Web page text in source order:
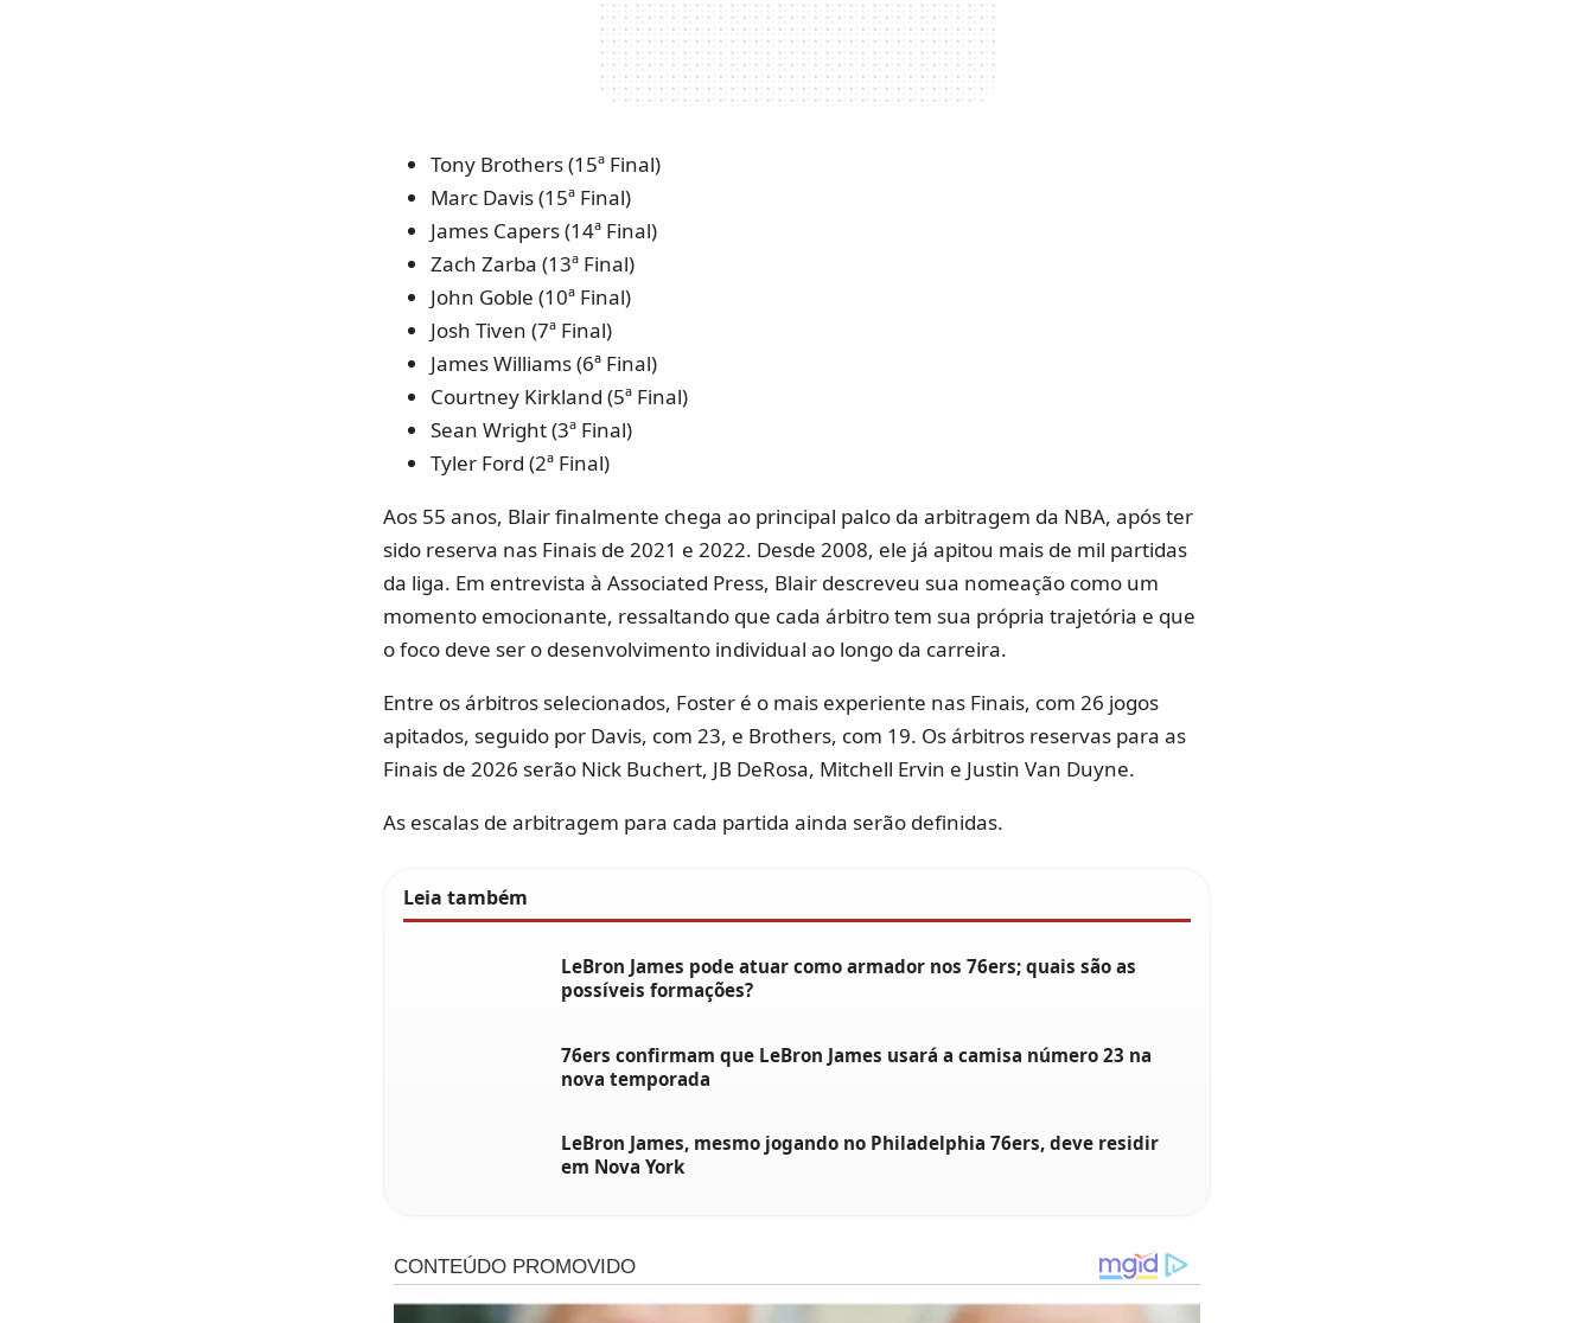
Tony Brothers (15ª Final)
Marc Davis (15ª Final)
James Capers (14ª Final)
Zach Zarba (13ª Final)
John Goble (10ª Final)
Josh Tiven (7ª Final)
James Williams (6ª Final)
Courtney Kirkland (5ª Final)
Sean Wright (3ª Final)
Tyler Ford (2ª Final)
Aos 55 anos, Blair finalmente chega ao principal palco da arbitragem da NBA, após ter
sido reserva nas Finais de 2021 e 2022. Desde 2008, ele já apitou mais de mil partidas
da liga. Em entrevista à Associated Press, Blair descreveu sua nomeação como um
momento emocionante, ressaltando que cada árbitro tem sua própria trajetória e que
o foco deve ser o desenvolvimento individual ao longo da carreira.
Entre os árbitros selecionados, Foster é o mais experiente nas Finais, com 26 jogos
apitados, seguido por Davis, com 23, e Brothers, com 19. Os árbitros reservas para as
Finais de 2026 serão Nick Buchert, JB DeRosa, Mitchell Ervin e Justin Van Duyne.
As escalas de arbitragem para cada partida ainda serão definidas.
Leia também
LeBron James pode atuar como armador nos 76ers; quais são as
possíveis formações?
76ers confirmam que LeBron James usará a camisa número 23 na
nova temporada
LeBron James, mesmo jogando no Philadelphia 76ers, deve residir
em Nova York